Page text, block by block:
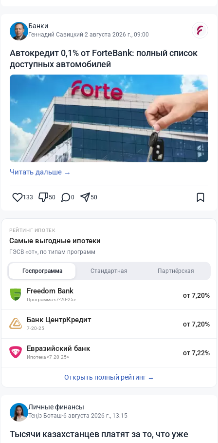
Банки
Геннадий Савицкий·2 августа 2026 г., 09:00
Автокредит 0,1% от ForteBank: полный список
доступных автомобилей
Читать дальше →
133 50 0 50
РЕЙТИНГ ИПОТЕК
Самые выгодные ипотеки
ГЭСВ «от», по типам программ
Госпрограмма Стандартная Партнёрская
Freedom Bank
Программа «7-20-25»
от 7,20%
Банк ЦентрКредит
7-20-25
от 7,20%
Евразийский банк
Ипотека «7-20-25»
от 7,22%
Открыть полный рейтинг →
Личные финансы
Теңіз Боташ·6 августа 2026 г., 13:15
Тысячи казахстанцев платят за то, что уже